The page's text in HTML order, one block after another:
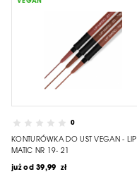
VEGAN
0
KONTURÓWKA DO UST VEGAN - LIP
MATIC NR 19- 21
już od 39,99 zł